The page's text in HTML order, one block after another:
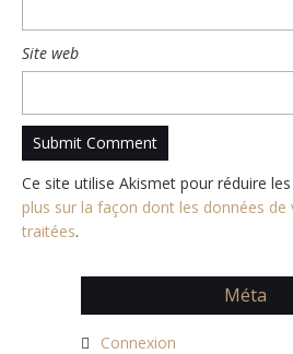
Site web
Ce site utilise Akismet pour réduire
plus sur la façon dont les données
traitées.
Méta
Connexion